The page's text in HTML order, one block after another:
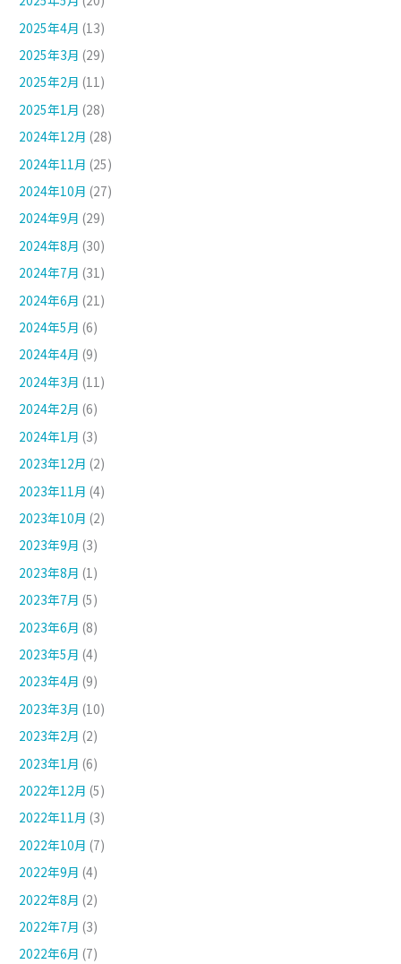
2025年4月 (13)
2025年3月 (29)
2025年2月 (11)
2025年1月 (28)
2024年12月 (28)
2024年11月 (25)
2024年10月 (27)
2024年9月 (29)
2024年8月 (30)
2024年7月 (31)
2024年6月 (21)
2024年5月 (6)
2024年4月 (9)
2024年3月 (11)
2024年2月 (6)
2024年1月 (3)
2023年12月 (2)
2023年11月 (4)
2023年10月 (2)
2023年9月 (3)
2023年8月 (1)
2023年7月 (5)
2023年6月 (8)
2023年5月 (4)
2023年4月 (9)
2023年3月 (10)
2023年2月 (2)
2023年1月 (6)
2022年12月 (5)
2022年11月 (3)
2022年10月 (7)
2022年9月 (4)
2022年8月 (2)
2022年7月 (3)
2022年6月 (7)